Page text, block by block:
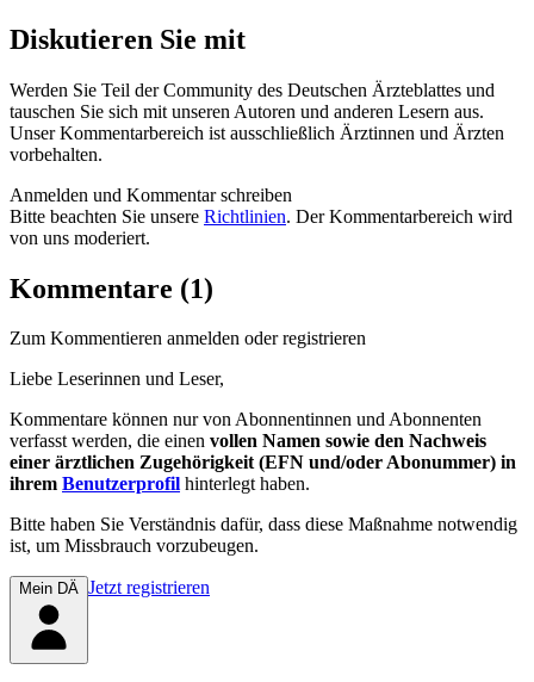
Diskutieren Sie mit
Werden Sie Teil der Community des Deutschen Ärzteblattes und
tauschen Sie sich mit unseren Autoren und anderen Lesern aus.
Unser Kommentarbereich ist ausschließlich Ärztinnen und Ärzten
vorbehalten.
Anmelden und Kommentar schreiben
Bitte beachten Sie unsere Richtlinien. Der Kommentarbereich wird
von uns moderiert.
Kommentare (1)
Zum Kommentieren anmelden oder registrieren
Liebe Leserinnen und Leser,
Kommentare können nur von Abonnentinnen und Abonnenten
verfasst werden, die einen vollen Namen sowie den Nachweis
einer ärztlichen Zugehörigkeit (EFN und/oder Abonummer) in
ihrem Benutzerprofil hinterlegt haben.
Bitte haben Sie Verständnis dafür, dass diese Maßnahme notwendig
ist, um Missbrauch vorzubeugen.
Mein DÄ Jetzt registrieren